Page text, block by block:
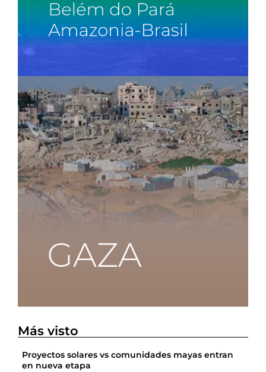
Más visto
Proyectos solares vs comunidades mayas entran
en nueva etapa